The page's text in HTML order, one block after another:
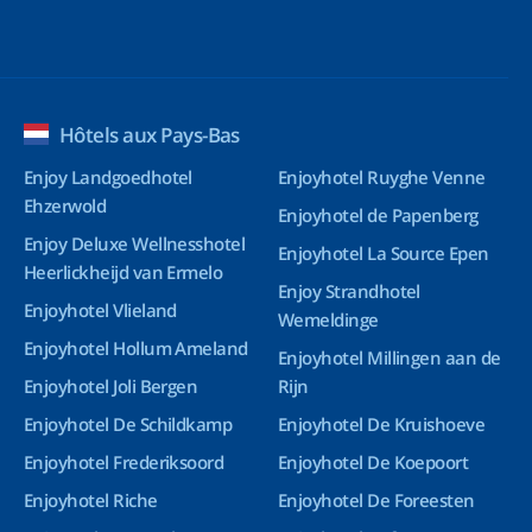
Hôtels aux Pays-Bas
Enjoy Landgoedhotel
Ehzerwold
Enjoy Deluxe Wellnesshotel
Heerlickheijd van Ermelo
Enjoyhotel Vlieland
Enjoyhotel Hollum Ameland
Enjoyhotel Joli Bergen
Enjoyhotel De Schildkamp
Enjoyhotel Frederiksoord
Enjoyhotel Riche
Enjoyhotel Ruyghe Venne
Enjoyhotel de Papenberg
Enjoyhotel La Source Epen
Enjoy Strandhotel
Wemeldinge
Enjoyhotel Millingen aan de
Rijn
Enjoyhotel De Kruishoeve
Enjoyhotel De Koepoort
Enjoyhotel De Foreesten